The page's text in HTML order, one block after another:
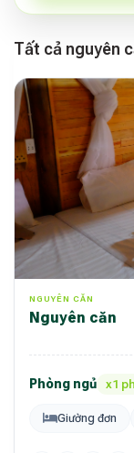
Tất cả nguyên
NGUYÊN CĂN
Nguyên căn
Phòng ngủ x1
Giường đơn